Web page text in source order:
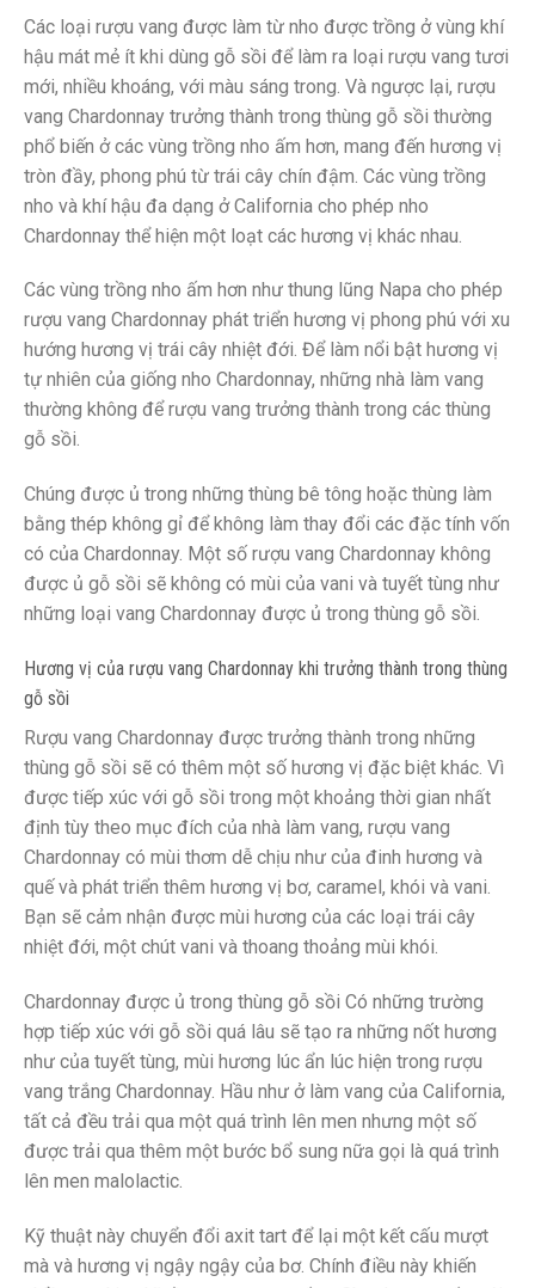
Các loại rượu vang được làm từ nho được trồng ở vùng khí
hậu mát mẻ ít khi dùng gỗ sồi để làm ra loại rượu vang tươi
mới, nhiều khoáng, với màu sáng trong. Và ngược lại, rượu
vang Chardonnay trưởng thành trong thùng gỗ sồi thường
phổ biến ở các vùng trồng nho ấm hơn, mang đến hương vị
tròn đầy, phong phú từ trái cây chín đậm. Các vùng trồng
nho và khí hậu đa dạng ở California cho phép nho
Chardonnay thể hiện một loạt các hương vị khác nhau.
Các vùng trồng nho ấm hơn như thung lũng Napa cho phép
rượu vang Chardonnay phát triển hương vị phong phú với xu
hướng hương vị trái cây nhiệt đới. Để làm nổi bật hương vị
tự nhiên của giống nho Chardonnay, những nhà làm vang
thường không để rượu vang trưởng thành trong các thùng
gỗ sồi.
Chúng được ủ trong những thùng bê tông hoặc thùng làm
bằng thép không gỉ để không làm thay đổi các đặc tính vốn
có của Chardonnay. Một số rượu vang Chardonnay không
được ủ gỗ sồi sẽ không có mùi của vani và tuyết tùng như
những loại vang Chardonnay được ủ trong thùng gỗ sồi.
Hương vị của rượu vang Chardonnay khi trưởng thành trong thùng
gỗ sồi
Rượu vang Chardonnay được trưởng thành trong những
thùng gỗ sồi sẽ có thêm một số hương vị đặc biệt khác. Vì
được tiếp xúc với gỗ sồi trong một khoảng thời gian nhất
định tùy theo mục đích của nhà làm vang, rượu vang
Chardonnay có mùi thơm dễ chịu như của đinh hương và
quế và phát triển thêm hương vị bơ, caramel, khói và vani.
Bạn sẽ cảm nhận được mùi hương của các loại trái cây
nhiệt đới, một chút vani và thoang thoảng mùi khói.
Chardonnay được ủ trong thùng gỗ sồi Có những trường
hợp tiếp xúc với gỗ sồi quá lâu sẽ tạo ra những nốt hương
như của tuyết tùng, mùi hương lúc ẩn lúc hiện trong rượu
vang trắng Chardonnay. Hầu như ở làm vang của California,
tất cả đều trải qua một quá trình lên men nhưng một số
được trải qua thêm một bước bổ sung nữa gọi là quá trình
lên men malolactic.
Kỹ thuật này chuyển đổi axit tart để lại một kết cấu mượt
mà và hương vị ngậy ngậy của bơ. Chính điều này khiến